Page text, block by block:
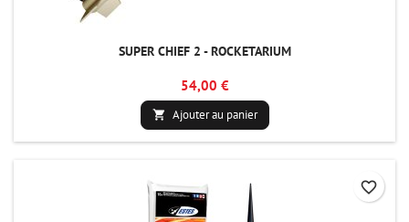
SUPER CHIEF 2 - ROCKETARIUM
54,00 €
 Ajouter au panier
favorite_border